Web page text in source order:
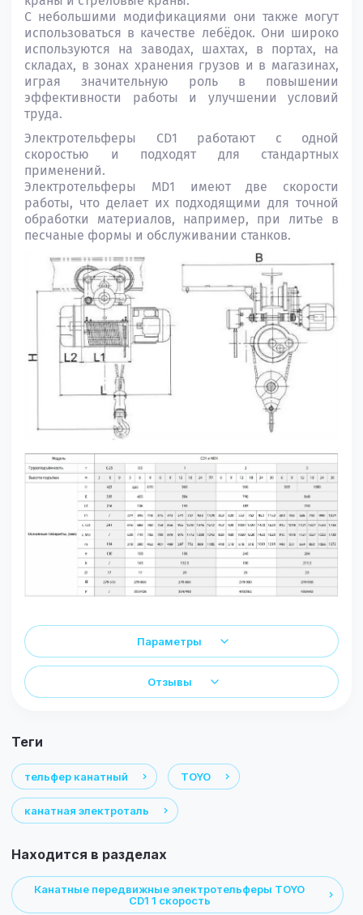
С небольшими модификациями они также могут
использоваться в качестве лебёдок. Они широко
используются на заводах, шахтах, в портах, на
складах, в зонах хранения грузов и в магазинах,
играя значительную роль в повышении
эффективности работы и улучшении условий
труда.
Электротельферы CD1 работают с одной
скоростью и подходят для стандартных
применений.
Электротельферы MD1 имеют две скорости
работы, что делает их подходящими для точной
обработки материалов, например, при литье в
песчаные формы и обслуживании станков.
Параметры
Отзывы
теги
тельфер канатный TOYO
канатная электроталь
Находится в разделах
Канатные передвижные электротельферы TOYO
CD1 1 скорость